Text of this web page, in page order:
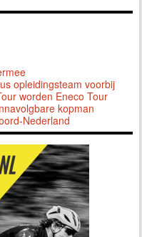
opleidingsteam voorbij
worden Eneco Tour
kopman
Nederland